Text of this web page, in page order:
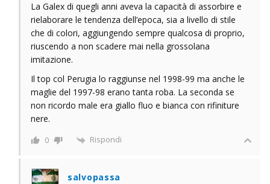
La Galex di quegli anni aveva la capacità di assorbire e
rielaborare le tendenza dell’epoca, sia a livello di stile
che di colori, aggiungendo sempre qualcosa di proprio,
riuscendo a non scadere mai nella grossolana
imitazione.
Il top col Perugia lo raggiunse nel 1998-99 ma anche le
maglie del 1997-98 erano tanta roba. La seconda se
non ricordo male era giallo fluo e bianca con rifiniture
nere.
0 Rispondi
salvopassa